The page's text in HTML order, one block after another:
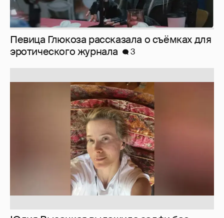
Юлия Высоцкая выложила селфи без